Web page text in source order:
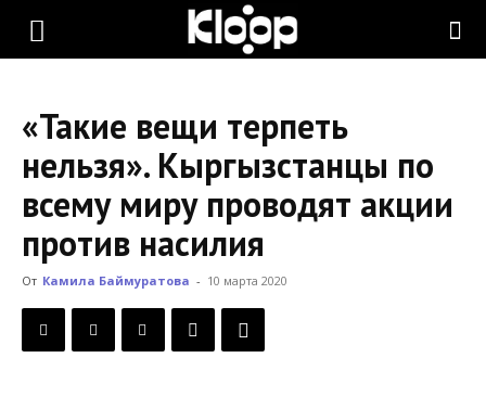
KLOOP.KG
Новости
Кыргызстана
«Такие вещи терпеть
нельзя». Кыргызстанцы по
всему миру проводят акции
против насилия
От Камила Баймуратова - 10 марта 2020